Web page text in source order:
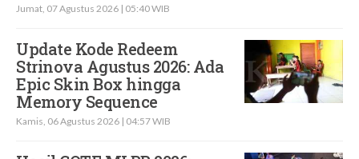
Jumat, 07 Agustus 2026 | 05:40 WIB
Update Kode Redeem
Strinova Agustus 2026: Ada
Epic Skin Box hingga
Memory Sequence
Kamis, 06 Agustus 2026 | 04:57 WIB